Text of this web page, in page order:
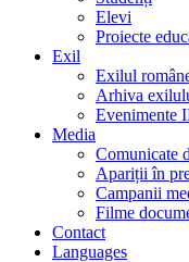
Elevi
Proiecte
Exil
Exilul
Arhiva
Evenimente
Media
Comunicate
Apariții în
Campanii
Filme
Contact
Languages